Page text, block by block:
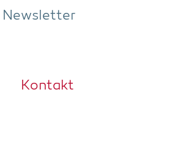
Newsletter
Kon­takt